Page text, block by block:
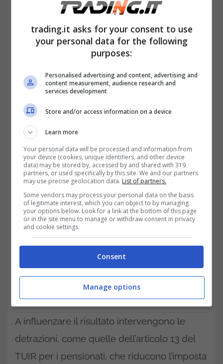
Il lordo pensionistico non rappresenta mai
l’importo che arriva effettivamente sul conto.
Prima di trasformarsi in pensione netta,
L’IRPEF, regolata dagli scaglioni stabiliti
dall’Agenzia delle Entrate, è il prelievo
principale: più alto è il reddito, maggiore è la
percentuale applicata.
Dal lordo al netto: un percorso fatto di imposte e
detrazioni-trading.it
A influenzare il risultato intervengono le
detrazioni, come quelle dell’articolo 13 del
TUIR per i pensionati, che riducono l’imposta
trading.it asks for your consent to use
your personal data for the following
purposes:
Personalised advertising and content, advertising and
content measurement, audience research and
services development
Store and/or access information on a device
Learn more
Your personal data will be processed and information from
your device (cookies, unique identifiers, and other device
data) may be stored by, accessed by and shared with 319
partners, or used specifically by this site. We and our partners
may use precise geolocation data. List of partners.
Some vendors may process your personal data on the basis
of legitimate interest, which you can object to by managing
your options below. Look for a link at the bottom of this page
or in the site menu to manage or withdraw consent in privacy
and cookie settings.
Consent
Manage options